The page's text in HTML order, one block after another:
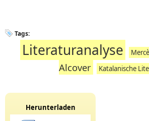
Tags:
Literaturanalyse
Alcover
Katalanische
Herunterladen